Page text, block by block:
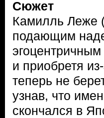
Сюжет
Камилль Леже
подающим
и приобретя
теперь не
узнав, что
скончался в